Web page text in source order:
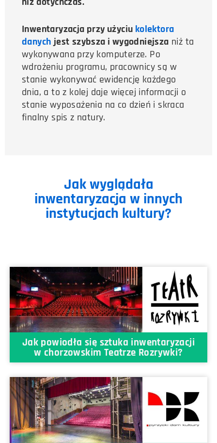
Inwentaryzacja przy użyciu kolektora
danych jest szybsza i wygodniejsza niż ta
wykonywana przy komputerze. Po
wdrożeniu programu, pracownicy są w
stanie wykonywać ewidencję każdego
dnia, a to z kolej daje więcej informacji o
stanie wyposażenia na co dzień i skraca
finalny spis z natury.
Jak wyglądała
inwentaryzacja w innych
instytucjach kultury?
Jak powiodła się sztuka inwentaryzacji
w chorzowskim Teatrze Rozrywki?